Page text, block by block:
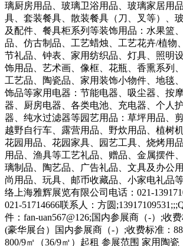
璃厨房用品、玻璃卫浴用品、玻璃家居用
具、套装餐具、散装餐具（刀、叉等）、
及配件、餐具柜系列等装饰用品：水果篮
品、仿古制品、工艺蜡烛、工艺花卉/植物
节礼品、钟表、家用纺织品、灯具、照明
饰用品、艺术画、像框、花瓶、香熏系列
工艺品、陶瓷品、家用装饰小物件、地毯
饰品等家用电器：节能电器、吸尘器、按
器、厨房电器、各类电池、充电器、个人
器、纯水过滤器等园艺用品：草坪用品、
越野自行车、露营用品、野炊用品、植树
花园用品、花园家具、园艺工具、烧烤用
用品、渔具等工艺礼品、赠品、金属摆件
璃制品、陶艺品、广告礼品、文具及办公
尚用品、玩具、邮币收藏品、小家电礼品
络上海雅辉展览有限公司电话：021-
021-51714666联系人：方圆
件：fan-uan567@126;国内参展商（-）;收
(豪华展台）国内参展商（-）;收费标准：
800/9㎡（36/9㎡）起租 参展范围 家用陶